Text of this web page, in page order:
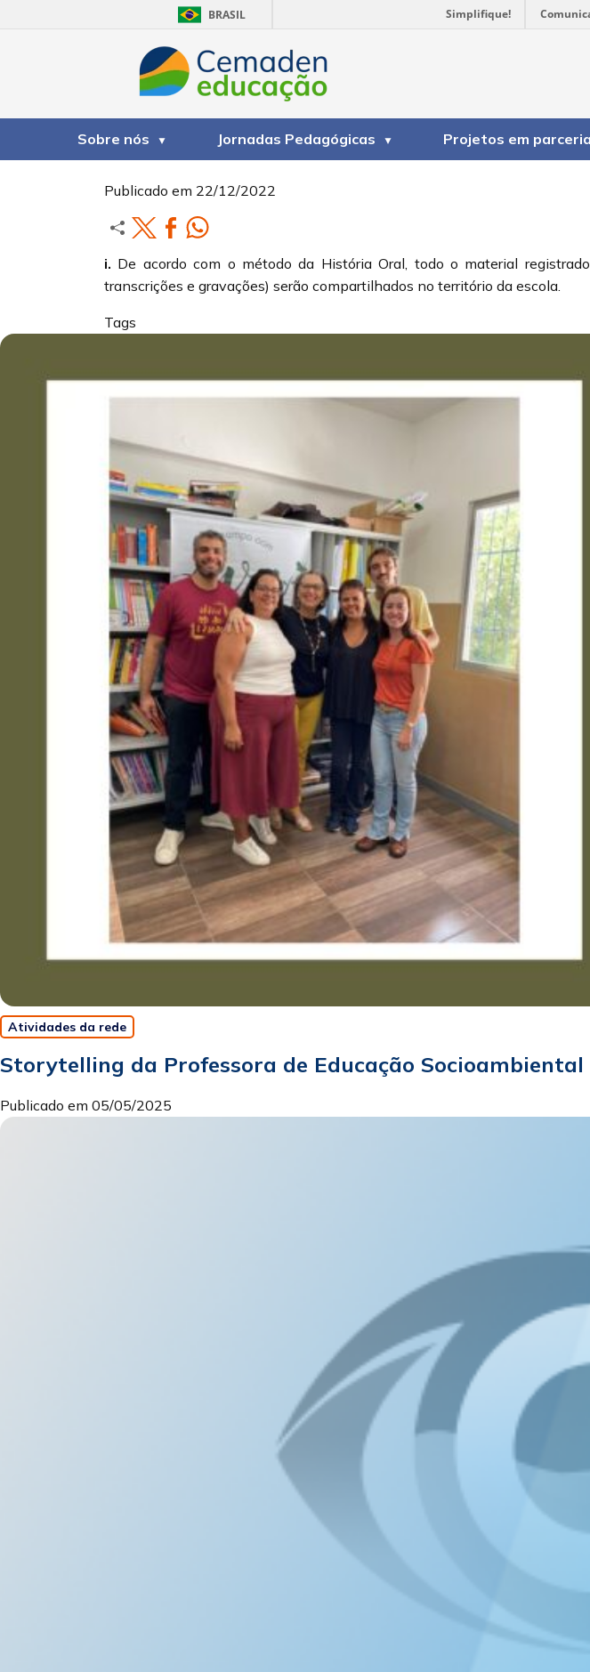
BRASIL Simplifique!
Sobre nós Jornadas Pedagógicas Projetos em parceria
1. Registro integral.
Publicado em 22/12/2022
i. De acordo com o método da História Oral, todo o material
transcrições e gravações) serão compartilhados no território da escola.
Tags
Atividades da rede
Storytelling da Professora de Educação
Publicado em 05/05/2025